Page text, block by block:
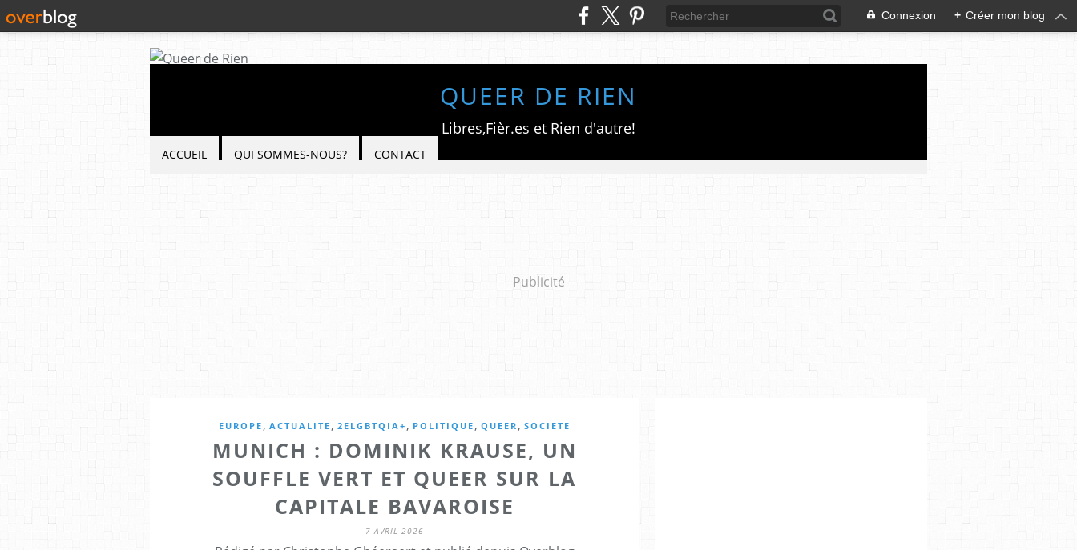
Connexion + Créer mon blog
QUEER DE RIEN
Libres,Fièr.es et Rien d'autre!
ACCUEIL QUI SOMMES-NOUS? CONTACT
Publicité
EUROPE , ACTUALITE , 2ELGBTQIA+ , POLITIQUE , QUEER , SOCIETE
MUNICH : DOMINIK KRAUSE, UN
SOUFFLE VERT ET QUEER SUR LA
CAPITALE BAVAROISE
7 AVRIL 2026